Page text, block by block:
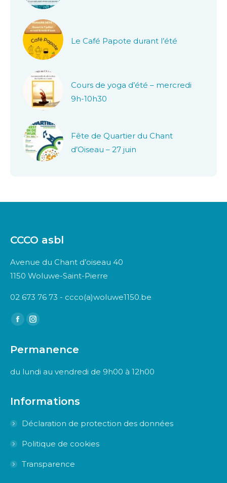
Le Café Papote durant l’été
Cours de yoga d’été – mercredi
9h-10h30
Fête de Quartier du Chant
d’Oiseau – 27 juin
CCCO asbl
Avenue du Chant d’oiseau 40
1150 Woluwe-Saint-Pierre
02 673 76 73 - ccco(a)woluwe1150.be
Trouvez nous sur :
Facebook
opens
Instagram
opens
Permanence
du lundi au vendredi de 9h00 à 12h00
Informations
Déclaration de protection des données
Politique de cookies
Transparence